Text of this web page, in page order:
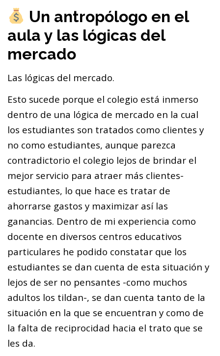
Un antropólogo en el
aula y las lógicas del
mercado
Las lógicas del mercado.
Esto sucede porque el colegio está inmerso
dentro de una lógica de mercado en la cual
los estudiantes son tratados como clientes y
no como estudiantes, aunque parezca
contradictorio el colegio lejos de brindar el
mejor servicio para atraer más clientes-
estudiantes, lo que hace es tratar de
ahorrarse gastos y maximizar así las
ganancias. Dentro de mi experiencia como
docente en diversos centros educativos
particulares he podido constatar que los
estudiantes se dan cuenta de esta situación y
lejos de ser no pensantes -como muchos
adultos los tildan-, se dan cuenta tanto de la
situación en la que se encuentran y como de
la falta de reciprocidad hacia el trato que se
les da.